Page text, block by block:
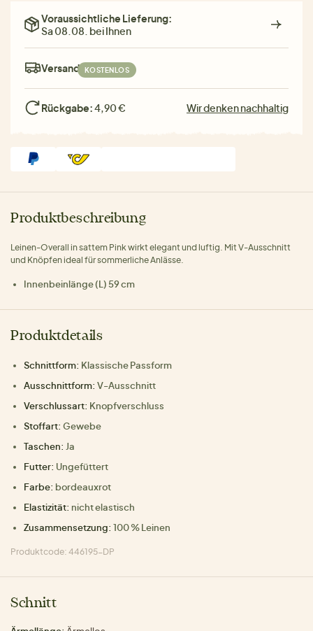
Voraussichtliche Lieferung:
Sa 08.08. bei Ihnen
Versand: KOSTENLOS
Rückgabe:4,90 € Wir denken nachhaltig
Produktbeschreibung
Leinen-Overall in sattem Pink wirkt elegant und luftig. Mit V-Ausschnitt
und Knöpfen ideal für sommerliche Anlässe.
Innenbeinlänge (L) 59 cm
Produktdetails
Schnittform: Klassische Passform
Ausschnittform: V-Ausschnitt
Verschlussart: Knopfverschluss
Stoffart: Gewebe
Taschen: Ja
Futter: Ungefüttert
Farbe: bordeauxrot
Elastizität: nicht elastisch
Zusammensetzung: 100 % Leinen
Produktcode: 446195-DP
Schnitt